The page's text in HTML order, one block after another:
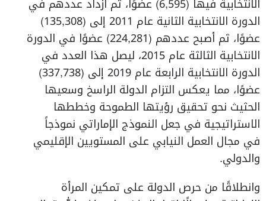
الانتخابية فيها (6,595) عضوًا، ثم ازداد عددهم في
الدورة الانتخابية الثانية عام 2011 إلى (135,308)
عضوًا، ثم أصبح عددهم (224,281) عضوًا في الدورة
الانتخابية الثالثة عام 2015، ليصل هذا العدد في
الدورة الانتخابية الرابعة عام 2019 إلى (337,738)
عضوًا، مما يعكس التزام الدولة الراسخ وسعيها
الحثيث نحو تحقيق رؤيتها الطموحة وخططها
الاستراتيجية في جعل النموذج الإماراتي نموذجاً
في مجال العمل النيابي على المستويين الإقليمي
والدولي.
وانطلاقًا من حرص الدولة على تمكين المرأة